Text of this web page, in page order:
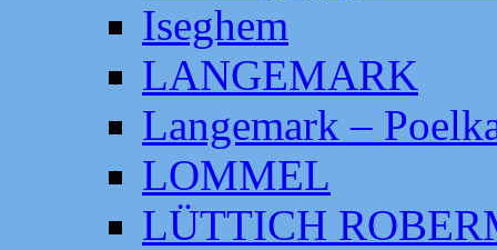
Iseghem
LANGEMARK
Langemark –
LOMMEL
LÜTTICH